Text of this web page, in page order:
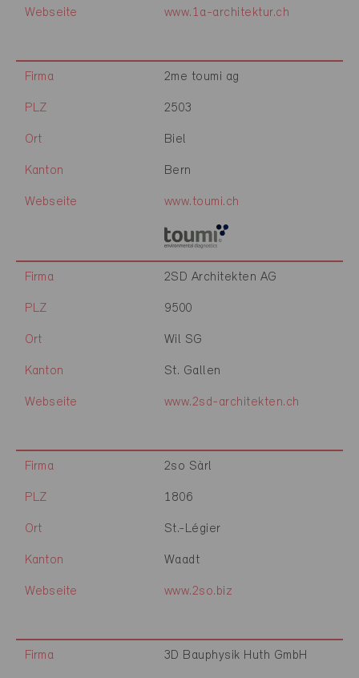
Webseite www.1a-architektur.ch
Firma 2me toumi ag
PLZ 2503
Ort Biel
Kanton Bern
Webseite www.toumi.ch
Firma 2SD Architekten AG
PLZ 9500
Ort Wil SG
Kanton St. Gallen
Webseite www.2sd-architekten.ch
Firma 2so Sàrl
PLZ 1806
Ort St.-Légier
Kanton Waadt
Webseite www.2so.biz
Firma 3D Bauphysik Huth GmbH